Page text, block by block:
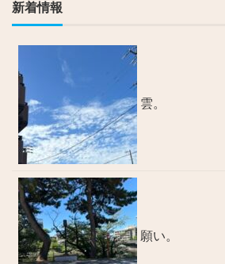
新着情報
雲。
願い。